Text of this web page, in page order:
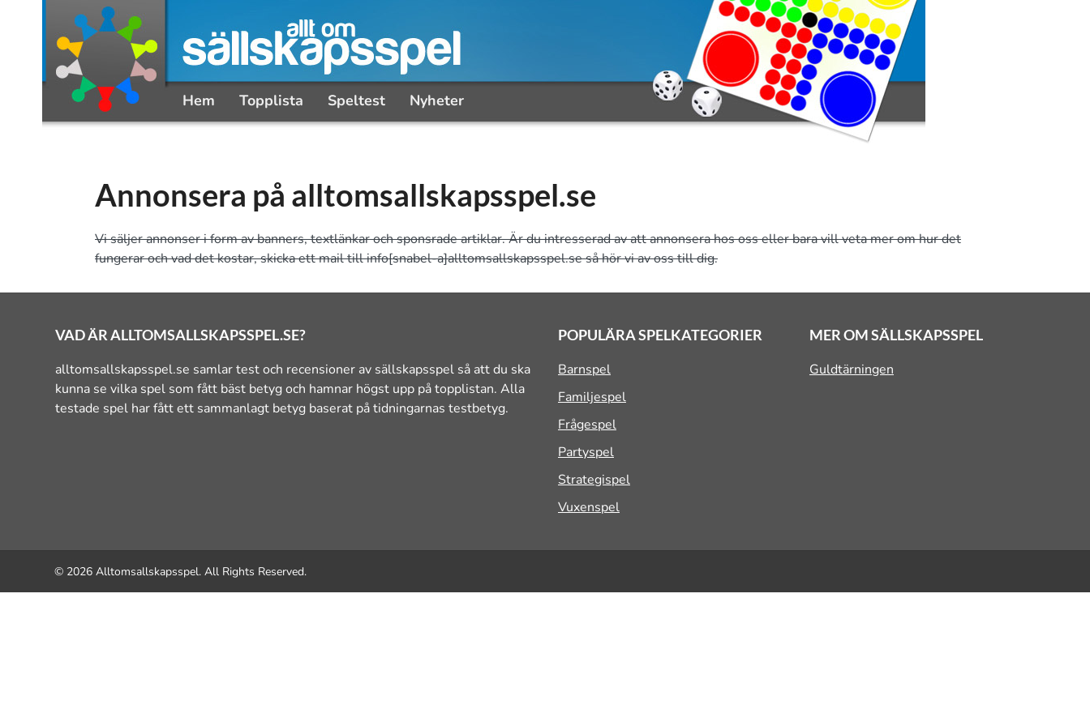
Hem Topplista Speltest Nyheter
Annonsera på alltomsallskapsspel.se
Vi säljer annonser i form av banners, textlänkar och sponsrade artiklar. Är du intresserad av att annonsera hos oss eller bara vill veta mer om hur det
fungerar och vad det kostar, skicka ett mail till info[snabel-a]alltomsallskapsspel.se så hör vi av oss till dig.
VAD ÄR ALLTOMSALLSKAPSSPEL.SE?
alltomsallskapsspel.se samlar test och recensioner av sällskapsspel så att du ska
kunna se vilka spel som fått bäst betyg och hamnar högst upp på topplistan. Alla
testade spel har fått ett sammanlagt betyg baserat på tidningarnas testbetyg.
POPULÄRA SPELKATEGORIER
Barnspel
Familjespel
Frågespel
Partyspel
Strategispel
Vuxenspel
MER OM SÄLLSKAPSSPEL
Guldtärningen
© 2026 Alltomsallskapsspel. All Rights Reserved.